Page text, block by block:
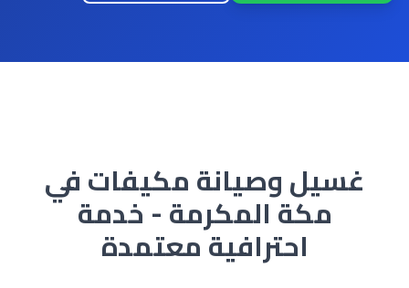
غسيل وصيانة مكيفات في
مكة المكرمة - خدمة
احترافية معتمدة